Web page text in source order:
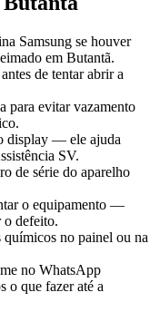
Samsung se houver
em Butantã.
de tentar abrir a
para evitar vazamento
display — ele ajuda
SV.
de série do aparelho
o equipamento —
o defeito.
no painel ou na
no WhatsApp
o que fazer até a